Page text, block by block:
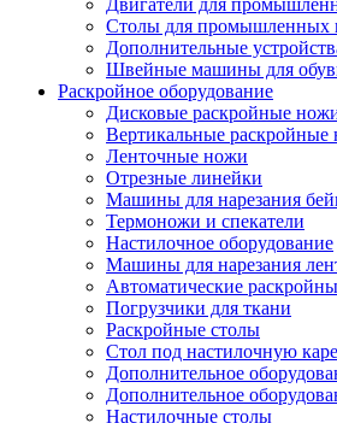
Двигатели для
Столы для
Дополнительные
Швейные машины для
Раскройное оборудование
Дисковые раскройные
Вертикальные раскройные
Ленточные ножи
Отрезные линейки
Машины для нарезания
Термоножи и спекатели
Настилочное оборудование
Машины для нарезания
Автоматические
Погрузчики для ткани
Раскройные столы
Стол под настилочную
Дополнительное
Дополнительное
Настилочные столы